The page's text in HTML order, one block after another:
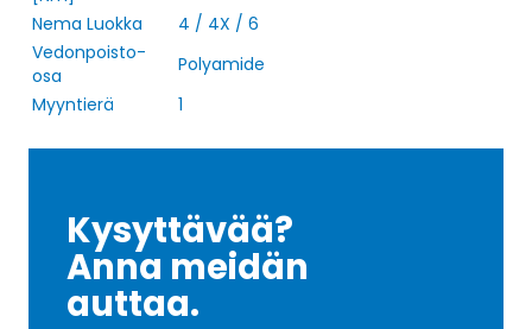
Nema Luokka
4 / 4X / 6
Vedonpoisto-
osa
Polyamide
Myyntierä
1
Kysyttävää?
Anna meidän
auttaa.